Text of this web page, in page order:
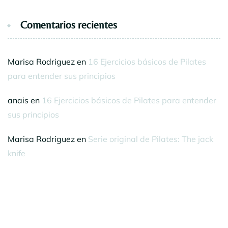
Comentarios recientes
Marisa Rodriguez en 16 Ejercicios básicos de Pilates
para entender sus principios
anais en 16 Ejercicios básicos de Pilates para entender
sus principios
Marisa Rodriguez en Serie original de Pilates: The jack
knife